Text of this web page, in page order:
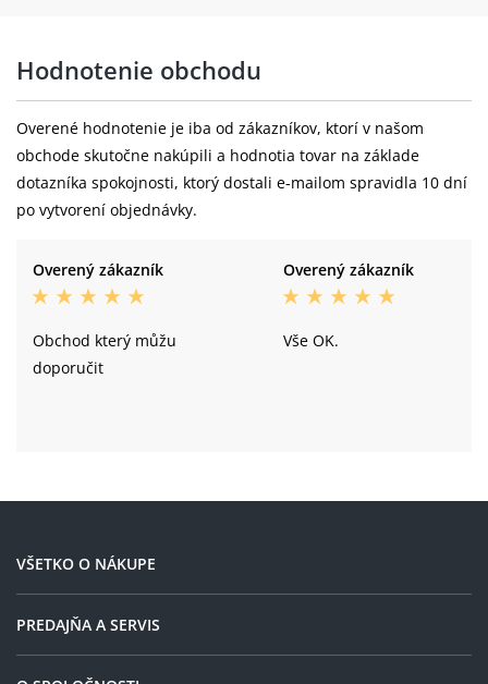
Hodnotenie obchodu
Overené hodnotenie je iba od zákazníkov, ktorí v našom
obchode skutočne nakúpili a hodnotia tovar na základe
dotazníka spokojnosti, ktorý dostali e-mailom spravidla 10 dní
po vytvorení objednávky.
Overený zákazník
Obchod který můžu
doporučit
Overený zákazník
Vše OK.
VŠETKO O NÁKUPE
PREDAJŇA A SERVIS